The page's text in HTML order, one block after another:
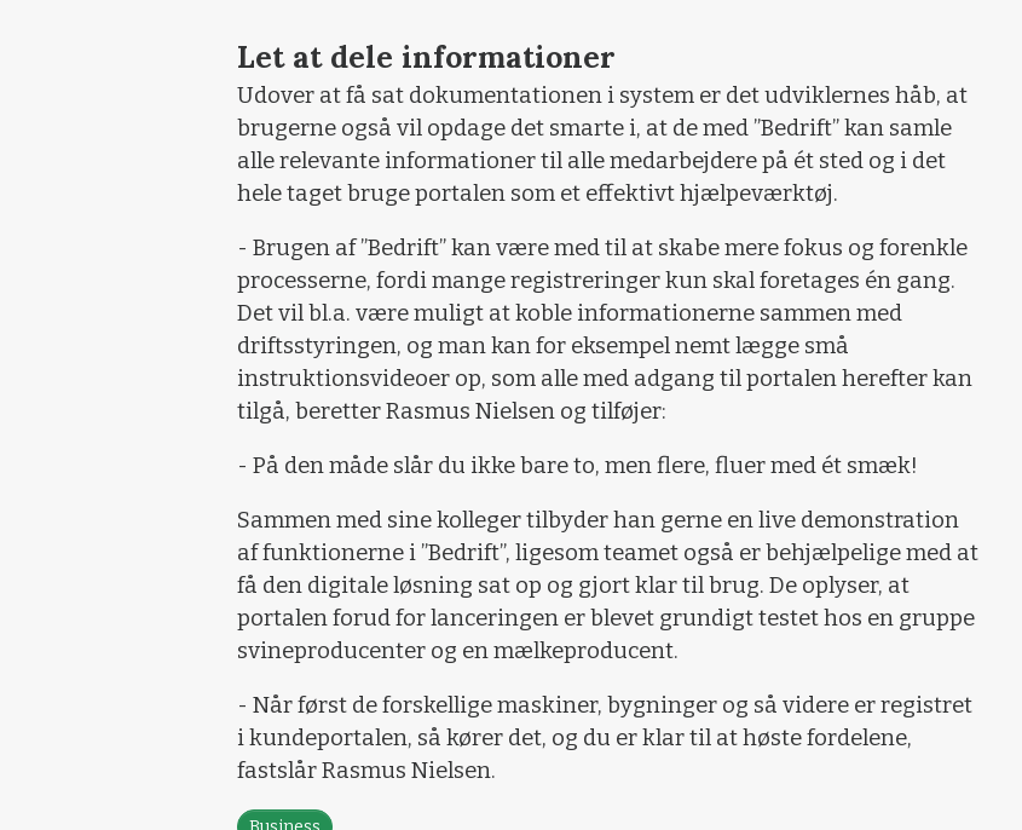
Let at dele informationer
Udover at få sat dokumentationen i system er det udviklernes håb, at
brugerne også vil opdage det smarte i, at de med ”Bedrift” kan samle
alle relevante informationer til alle medarbejdere på ét sted og i det
hele taget bruge portalen som et effektivt hjælpeværktøj.
- Brugen af ”Bedrift” kan være med til at skabe mere fokus og forenkle
processerne, fordi mange registreringer kun skal foretages én gang.
Det vil bl.a. være muligt at koble informationerne sammen med
driftsstyringen, og man kan for eksempel nemt lægge små
instruktionsvideoer op, som alle med adgang til portalen herefter kan
tilgå, beretter Rasmus Nielsen og tilføjer:
- På den måde slår du ikke bare to, men flere, fluer med ét smæk!
Sammen med sine kolleger tilbyder han gerne en live demonstration
af funktionerne i ”Bedrift”, ligesom teamet også er behjælpelige med at
få den digitale løsning sat op og gjort klar til brug. De oplyser, at
portalen forud for lanceringen er blevet grundigt testet hos en gruppe
svineproducenter og en mælkeproducent.
- Når først de forskellige maskiner, bygninger og så videre er registret
i kundeportalen, så kører det, og du er klar til at høste fordelene,
fastslår Rasmus Nielsen.